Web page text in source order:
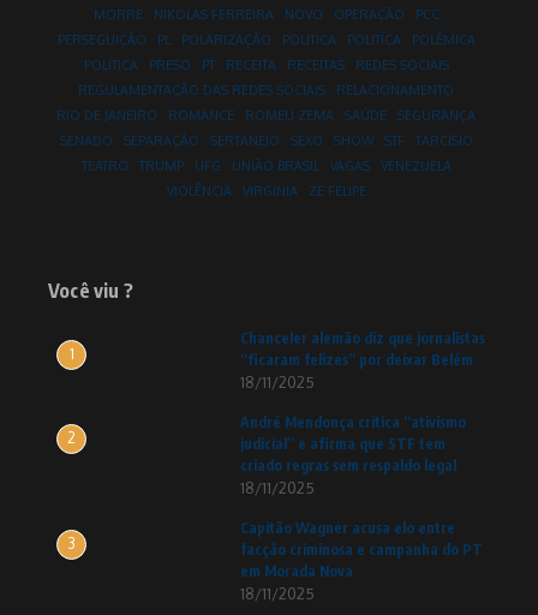
MORRE
NIKOLAS FERREIRA NOVO OPERAÇÃO
PCC
PERSEGUIÇÃO
PL POLARIZAÇÃO POLITICA POLITÍCA
POLÊMICA
POLÍTICA
PRESO PT RECEITA RECEITAS
REDES SOCIAIS
REGULAMENTAÇÃO DAS REDES SOCIAIS
RELACIONAMENTO
RIO DE JANEIRO
ROMANCE ROMEU ZEMA SAÚDE
SEGURANÇA
SENADO
SEPARAÇÃO SERTANEJO SEXO SHOW STF
TARCÍSIO
TEATRO
TRUMP UFG UNIÃO BRASIL VAGAS
VENEZUELA
VIOLÊNCIA
VIRGINIA ZE FELIPE
Você viu ?
1
Chanceler alemão diz que jornalistas
“ficaram felizes” por deixar Belém
18/11/2025
2
André Mendonça critica “ativismo
judicial” e afirma que STF tem
criado regras sem respaldo legal
18/11/2025
3
Capitão Wagner acusa elo entre
facção criminosa e campanha do PT
em Morada Nova
18/11/2025